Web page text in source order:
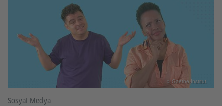
Sosyal Medya
© Goethe-Institut